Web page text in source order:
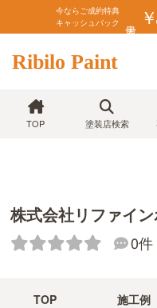
今ならご成約特典
キャッシュバック
￥
Ribilo Paint
TOP 塗装店検索
株式会社リファイ
0件
TOP 施工例